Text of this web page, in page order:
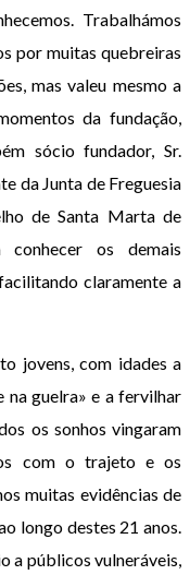
Trabalhámos
por muitas quebreiras
mas valeu mesmo a
da fundação,
sócio fundador, Sr.
da Junta de Freguesia
de Santa Marta de
conhecer os demais
claramente a
jovens, com idades a
na guelra» e a fervilhar
os sonhos vingaram
com o trajeto e os
muitas evidências de
longo destes 21 anos.
a públicos vulneráveis,